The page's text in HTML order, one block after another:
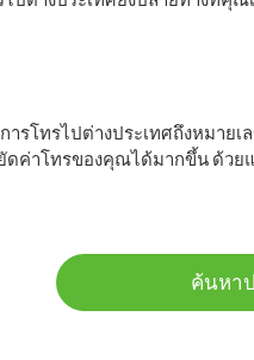
รโทรไปต่างประเทศถึงหมา
ค่าโทรของคุณได้มากขึ้น ด้วย
ค้นหา